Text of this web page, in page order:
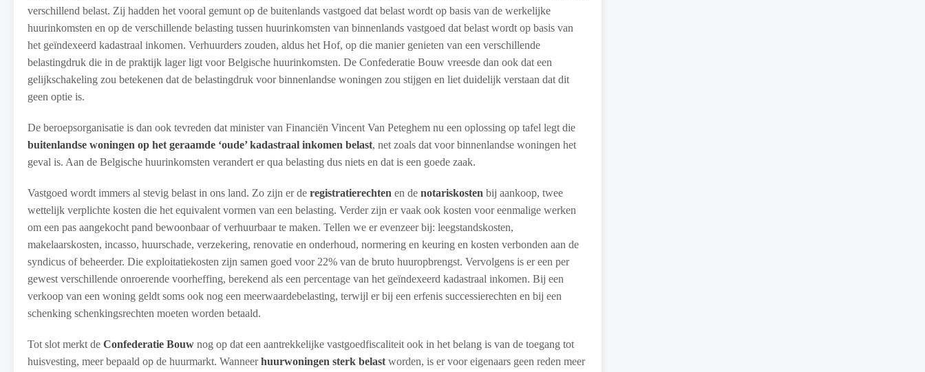
verschillend belast. Zij hadden het vooral gemunt op de buitenlands vastgoed dat belast wordt op basis van de werkelijke
huurinkomsten en op de verschillende belasting tussen huurinkomsten van binnenlands vastgoed dat belast wordt op basis van
het geïndexeerd kadastraal inkomen. Verhuurders zouden, aldus het Hof, op die manier genieten van een verschillende
belastingdruk die in de praktijk lager ligt voor Belgische huurinkomsten. De Confederatie Bouw vreesde dan ook dat een
gelijkschakeling zou betekenen dat de belastingdruk voor binnenlandse woningen zou stijgen en liet duidelijk verstaan dat dit
geen optie is.
De beroepsorganisatie is dan ook tevreden dat minister van Financiën Vincent Van Peteghem nu een oplossing op tafel legt die
buitenlandse woningen op het geraamde ‘oude’ kadastraal inkomen belast, net zoals dat voor binnenlandse woningen het
geval is. Aan de Belgische huurinkomsten verandert er qua belasting dus niets en dat is een goede zaak.
Vastgoed wordt immers al stevig belast in ons land. Zo zijn er de registratierechten en de notariskosten bij aankoop, twee
wettelijk verplichte kosten die het equivalent vormen van een belasting. Verder zijn er vaak ook kosten voor eenmalige werken
om een pas aangekocht pand bewoonbaar of verhuurbaar te maken. Tellen we er evenzeer bij: leegstandskosten,
makelaarskosten, incasso, huurschade, verzekering, renovatie en onderhoud, normering en keuring en kosten verbonden aan de
syndicus of beheerder. Die exploitatiekosten zijn samen goed voor 22% van de bruto huuropbrengst. Vervolgens is er een per
gewest verschillende onroerende voorheffing, berekend als een percentage van het geïndexeerd kadastraal inkomen. Bij een
verkoop van een woning geldt soms ook nog een meerwaardebelasting, terwijl er bij een erfenis successierechten en bij een
schenking schenkingsrechten moeten worden betaald.
Tot slot merkt de Confederatie Bouw nog op dat een aantrekkelijke vastgoedfiscaliteit ook in het belang is van de toegang tot
huisvesting, meer bepaald op de huurmarkt. Wanneerhuurwoningen sterk belast worden, is er voor eigenaars geen reden meer